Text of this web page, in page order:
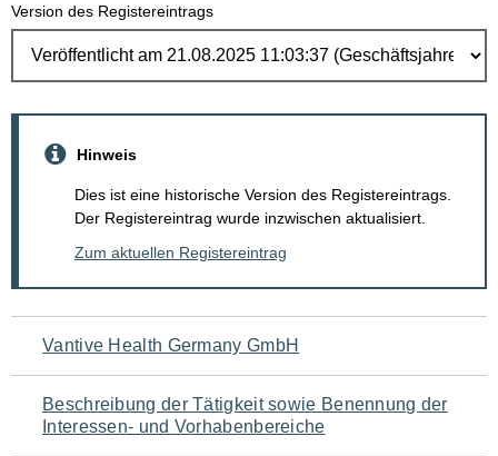
Version des Registereintrags
Hinweis
Dies ist eine historische Version des Registereintrags.
Der Registereintrag wurde inzwischen aktualisiert.
Zum aktuellen Registereintrag
Navigation
für
den
Vantive Health Germany GmbH
Beschreibung der Tätigkeit sowie Benennung der
Interessen- und Vorhabenbereiche